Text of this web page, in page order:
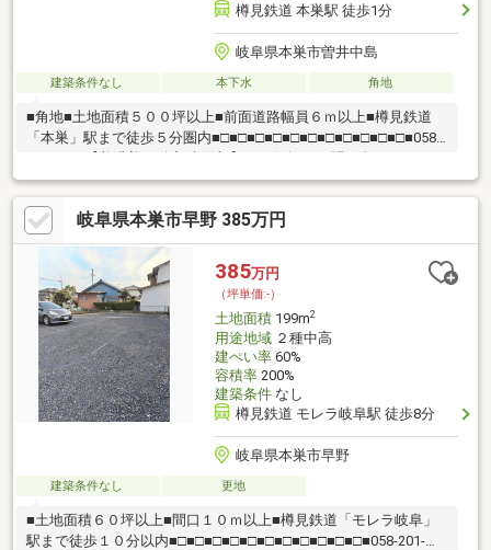
樽見鉄道 本巣駅 徒歩1分
岐阜県本巣市曽井中島
建築条件なし 本下水 角地
■角地■土地面積５００坪以上■前面道路幅員６ｍ以上■樽見鉄道
「本巣」駅まで徒歩５分圏内■□■□■□■□■□■□■□■□■□■□■□■058-
201-2222【美濃善不動産 売買部】へお気軽にお問い合わせくださ
い！岐阜市内で黄色い店舗・黄色い看板・黄色い車を見かけたこ
とありませんか。私たちが美濃善不動産です！岐阜を知っている
岐阜の不動産エキスパート！土地探しも住まい探しも建築も不動
産のことならお任せ下さい。■売買保有物件1000件以上！
岐阜県本巣市早野 385万円
385万円
（坪単価:-）
土地面積199m2
用途地域２種中高
建ぺい率60%
容積率200%
建築条件なし
樽見鉄道 モレラ岐阜駅 徒歩8分
岐阜県本巣市早野
建築条件なし 更地
■土地面積６０坪以上■間口１０ｍ以上■樽見鉄道「モレラ岐阜」
駅まで徒歩１０分以内■□■□■□■□■□■□■□■□■□■□■□■058-201-